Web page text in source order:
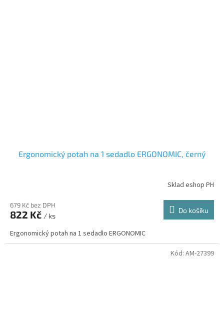
Ergonomický potah na 1 sedadlo ERGONOMIC, černý
Sklad eshop PH
679 Kč bez DPH
822 Kč / ks
Do košíku
Ergonomický potah na 1 sedadlo ERGONOMIC
Kód: AM-27399